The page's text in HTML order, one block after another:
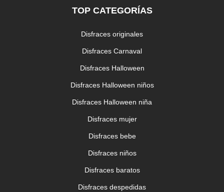
TOP CATEGORÍAS
Disfraces originales
Disfraces Carnaval
Disfraces Halloween
Disfraces Halloween niños
Disfraces Halloween niña
Disfraces mujer
Disfraces bebe
Disfraces niños
Disfraces baratos
Disfraces despedidas